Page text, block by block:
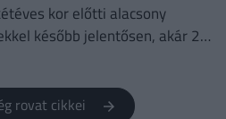
kor előtti alacsony
később jelentősen, akár 23
rovat cikkei